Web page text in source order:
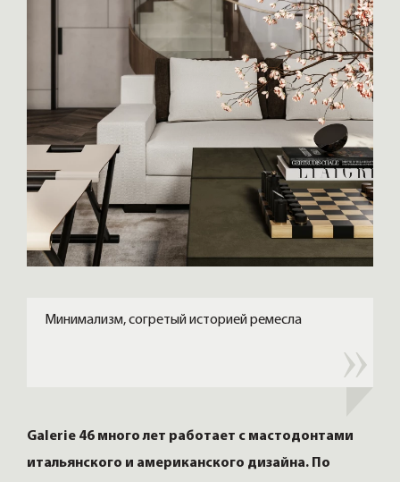
Минимализм, согретый историей ремесла
Galerie 46 много лет работает с мастодонтами
итальянского и американского дизайна. По